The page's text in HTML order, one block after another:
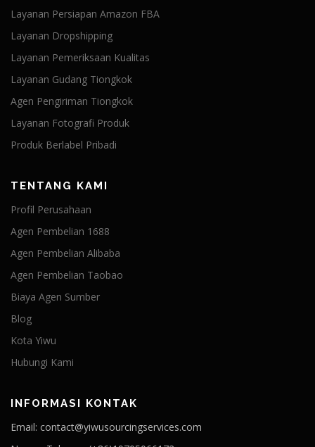
Layanan Persiapan Amazon FBA
Layanan Dropshipping
Layanan Pemeriksaan Kualitas
Layanan Gudang Tiongkok
Agen Pengiriman Tiongkok
Layanan Fotografi Produk
Produk Berlabel Pribadi
TENTANG KAMI
Profil Perusahaan
Agen Pembelian 1688
Agen Pembelian Alibaba
Agen Pembelian Taobao
Biaya Agen Sumber
Blog
Kota Yiwu
Hubungi Kami
INFORMASI KONTAK
Email: contact@yiwusourcingservices.com